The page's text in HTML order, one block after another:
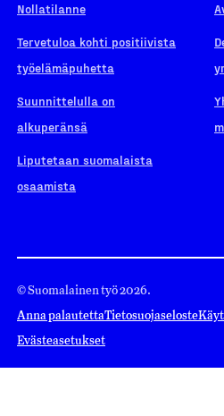
Nollatilanne
Tervetuloa kohti positiivista
työelämäpuhetta
Suunnittelulla on
alkuperänsä
Liputetaan suomalaista
osaamista
© Suomalainen työ 2026.
Anna palautettaTietosuojaseloste
Evästeasetukset